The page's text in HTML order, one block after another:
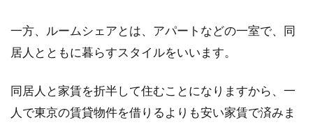
家賃の振込を忘れたらどうなるの？
忘れる原因と対策とは
アパートなどの賃貸住宅には、家賃の支払いが
込といっ...
一方、ルームシェアとは、アパートなどの一室で、同
居人とともに暮らすスタイルをいいます。
同居人と家賃を折半して住むことになりますから、一
人で東京の賃貸物件を借りるよりも安い家賃で済みま